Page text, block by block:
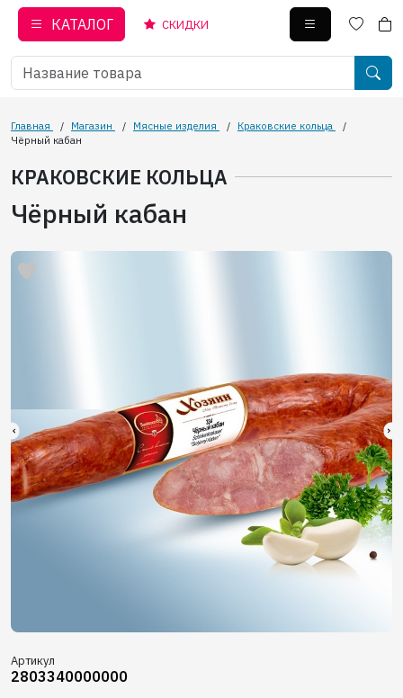
КАТАЛОГ СКИДКИ
Главная / Магазин / Мясные изделия / Краковские кольца
/
Чёрный кабан
КРАКОВСКИЕ КОЛЬЦА
Чёрный кабан
Артикул
2803340000000